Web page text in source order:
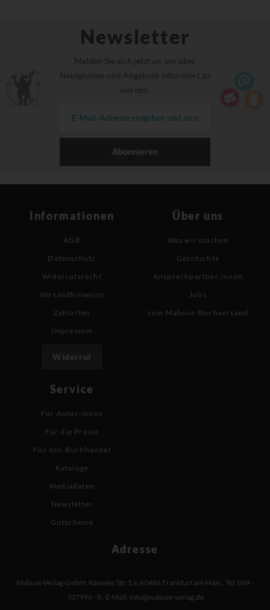
Newsletter
Melden Sie sich jetzt an, um über
Neuigkeiten und Angebote informiert zu
werden.
Abonnieren
Informationen
AGB
Datenschutz
Widerrufsrecht
Versandhinweise
Zahlarten
Impressum
Widerruf
Über uns
Was wir machen
Geschichte
Ansprechpartner:innen
Jobs
zum Mabuse-Buchversand
Service
Für Autor:innen
Für die Presse
Für den Buchhandel
Kataloge
Mediadaten
Newsletter
Gutscheine
Adresse
Mabuse-Verlag GmbH, Kasseler Str. 1 a, 60486 Frankfurt am Main , Tel: 069 -
707996 - 0 , E-Mail: info@mabuse-verlag.de